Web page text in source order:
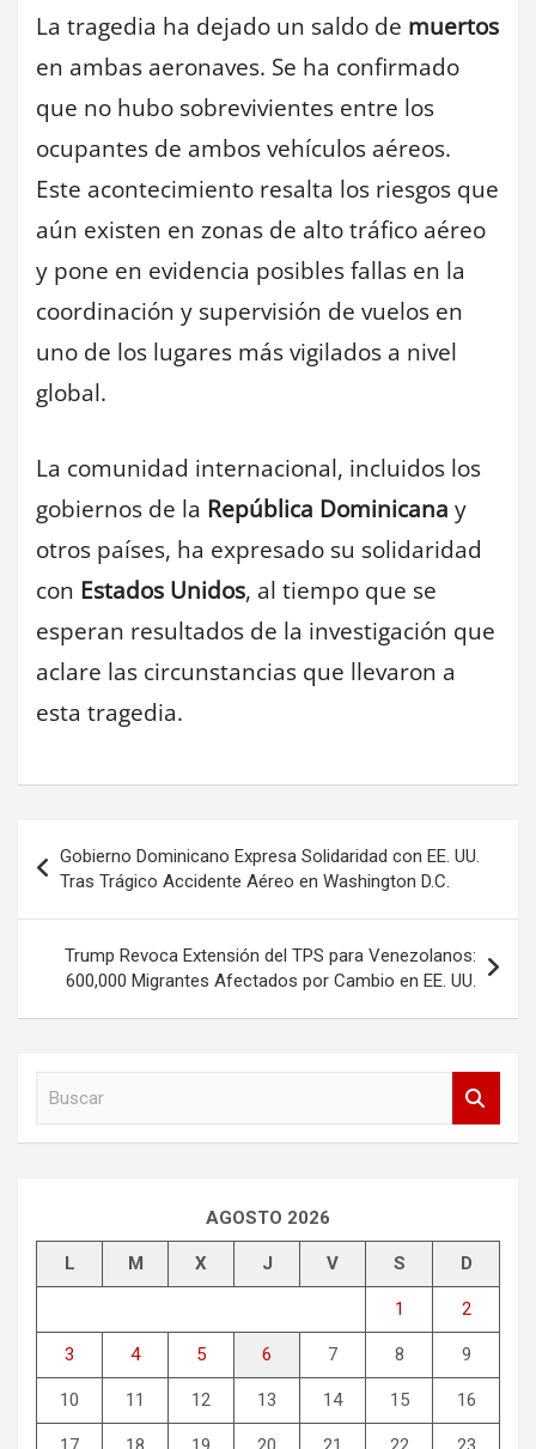
La tragedia ha dejado un saldo de muertos
en ambas aeronaves. Se ha confirmado
que no hubo sobrevivientes entre los
ocupantes de ambos vehículos aéreos.
Este acontecimiento resalta los riesgos que
aún existen en zonas de alto tráfico aéreo
y pone en evidencia posibles fallas en la
coordinación y supervisión de vuelos en
uno de los lugares más vigilados a nivel
global.
La comunidad internacional, incluidos los
gobiernos de la República Dominicana y
otros países, ha expresado su solidaridad
con Estados Unidos, al tiempo que se
esperan resultados de la investigación que
aclare las circunstancias que llevaron a
esta tragedia.
Navegación
de
entradas
Gobierno Dominicano Expresa Solidaridad con EE. UU.
Tras Trágico Accidente Aéreo en Washington D.C.
Trump Revoca Extensión del TPS para Venezolanos:
600,000 Migrantes Afectados por Cambio en EE. UU.
AGOSTO 2026
L M X J V S D
1 2
3 4 5 6 7 8 9
10 11 12 13 14 15 16